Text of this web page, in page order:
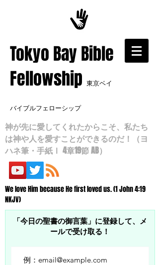
​Tokyo Bay Bible
Fellowship 東京ベイ
バイブルフェローシップ
神が先に愛してくれたからこそ、私たち
は神や人を愛すことができるのだ！（ヨ
ハネ筆・手紙Ⅰ 4章19節 AB）
We love Him because He first loved us. (1 John 4:19
NKJV)
「今日の聖書の御言葉」に登録して、メ
ールで受け取る！